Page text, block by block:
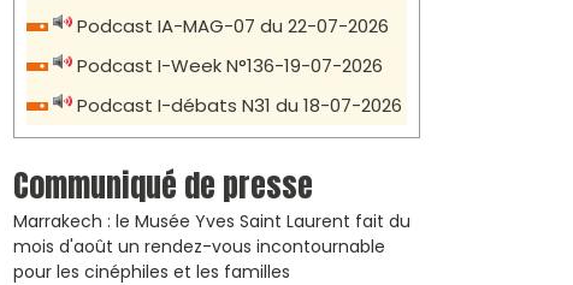
Podcast IA-MAG-07 du 22-07-2026
Podcast I-Week N°136-19-07-2026
Podcast I-débats N31 du 18-07-2026
Communiqué de presse
Marrakech : le Musée Yves Saint Laurent fait du
mois d'août un rendez-vous incontournable
pour les cinéphiles et les familles